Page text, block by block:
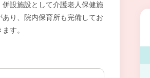
設施設として介護老人保健施
り、院内保育所も完備してお
す。